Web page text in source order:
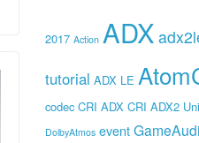
2017 Action ADX
tutorial ADX LE
codec CRI ADX CRI ADX2
DolbyAtmos event